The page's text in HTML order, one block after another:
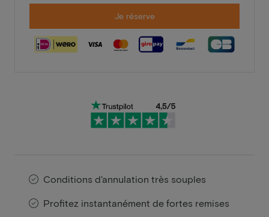
Je réserve
Conditions d'annulation très souples
Profitez instantanément de fortes remises